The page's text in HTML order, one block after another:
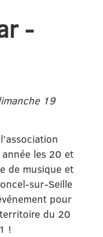
-
19
les 20 et
de musique et
sur-Seille
pour
du 20
!